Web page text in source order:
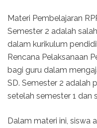
Materi Pembelajaran
Semester 2 adalah
dalam kurikulum
Rencana Pelaksanaan
bagi guru dalam
SD. Semester 2 adalah
setelah semester 1 dan
Dalam materi ini, siswa